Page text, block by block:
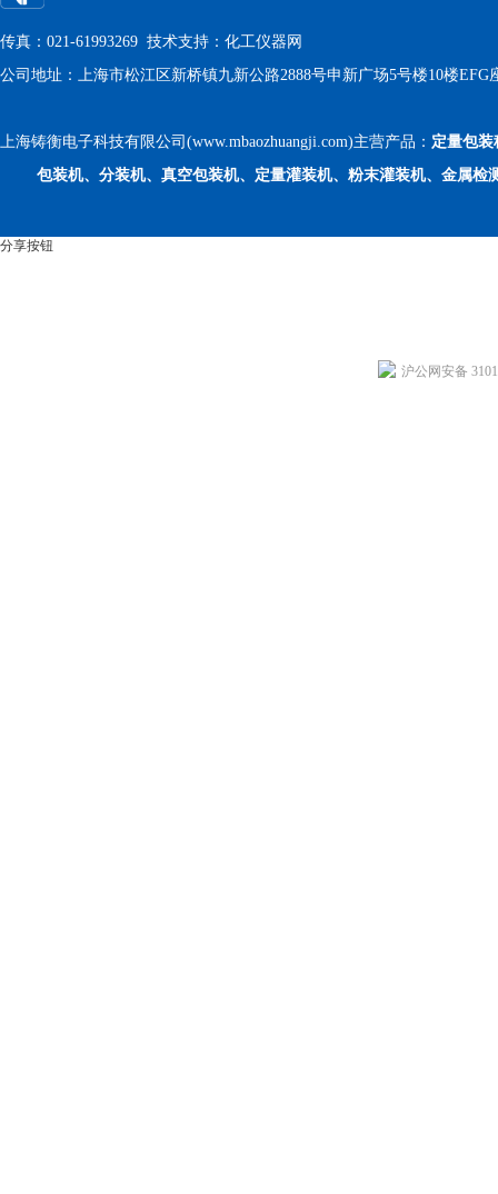
传真：021-61993269 技术支持： 化工仪器网
公司地址：上海市松江区新桥镇九新公路2888号申新广场5号楼10楼EFG
上海铸衡电子科技有限公司(www.mbaozhuangji.com)主营产品： 定量包装
包装机、分装机、真空包装机、定量灌装机、粉末灌装机、金属检
分享按钮
沪公网安备